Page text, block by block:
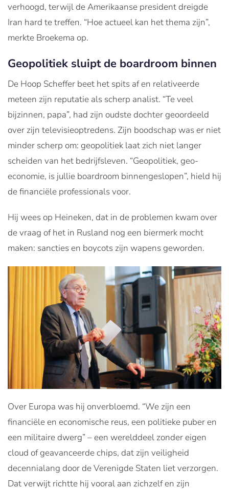
verhoogd, terwijl de Amerikaanse president dreigde
Iran hard te treffen. “Hoe actueel kan het thema zijn”,
merkte Broekema op.
Geopolitiek sluipt de boardroom binnen
De Hoop Scheffer beet het spits af en relativeerde
meteen zijn reputatie als scherp analist. “Te veel
bijzinnen, papa”, had zijn oudste dochter geoordeeld
over zijn televisieoptredens. Zijn boodschap was er niet
minder scherp om: geopolitiek laat zich niet langer
scheiden van het bedrijfsleven. “Geopolitiek, geo-
economie, is jullie boardroom binnengeslopen”, hield hij
de financiële professionals voor.
Hij wees op Heineken, dat in de problemen kwam over
de vraag of het in Rusland nog een biermerk mocht
maken: sancties en boycots zijn wapens geworden.
Over Europa was hij onverbloemd. “We zijn een
financiële en economische reus, een politieke puber en
een militaire dwerg” – een werelddeel zonder eigen
cloud of geavanceerde chips, dat zijn veiligheid
decennialang door de Verenigde Staten liet verzorgen.
Dat verwijt richtte hij vooral aan zichzelf en zijn